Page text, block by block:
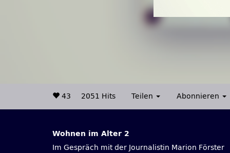
43 2051 Hits Teilen Abonnieren
Wohnen im Alter 2
Im Gespräch mit der Journalistin Marion Förster
die Entwicklung altersgerechten Wohnens und